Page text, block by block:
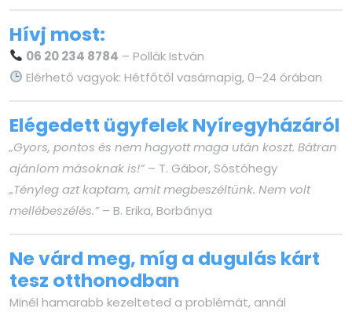
Hívj most:
06 20 234 8784 – Pollák István
Elérhető vagyok: Hétfőtől vasárnapig, 0–24 órában
Elégedett ügyfelek Nyíregyházáról
„Gyors, pontos és nem hagyott maga után koszt. Bátran
ajánlom másoknak is!”– T. Gábor, Sóstóhegy
„Tényleg azt kaptam, amit megbeszéltünk. Nem volt
mellébeszélés.”– B. Erika, Borbánya
Ne várd meg, míg a dugulás kárt
tesz otthonodban
Minél hamarabb kezelteted a problémát, annál